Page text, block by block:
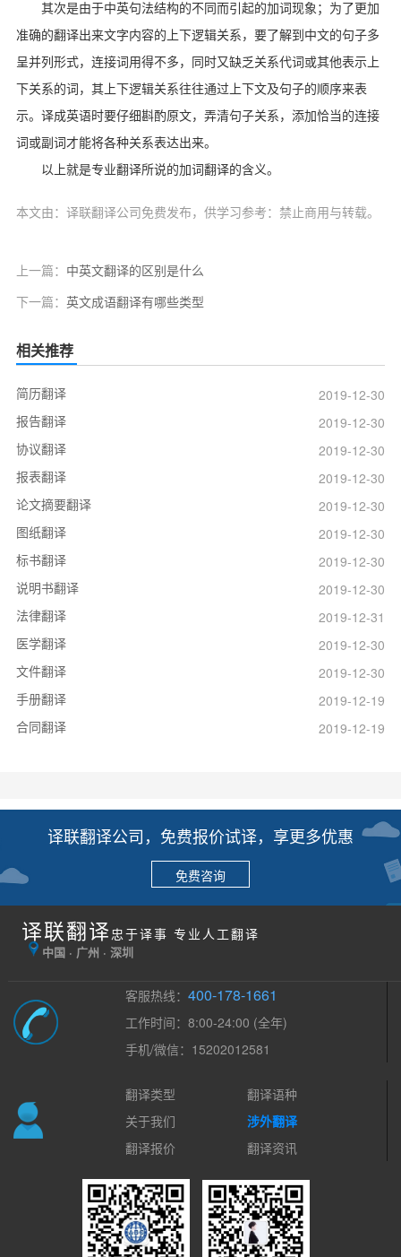
其次是由于中英句法结构的不同而引起的加词现象；为了更加
准确的翻译出来文字内容的上下逻辑关系，要了解到中文的句子多
呈并列形式，连接词用得不多，同时又缺乏关系代词或其他表示上
下关系的词，其上下逻辑关系往往通过上下文及句子的顺序来表
示。译成英语时要仔细斟酌原文，弄清句子关系，添加恰当的连接
词或副词才能将各种关系表达出来。
以上就是专业翻译所说的加词翻译的含义。
本文由：译联翻译公司免费发布，供学习参考：禁止商用与转载。
上一篇： 中英文翻译的区别是什么
下一篇： 英文成语翻译有哪些类型
相关推荐
简历翻译
2019-12-30
报告翻译
2019-12-30
协议翻译
2019-12-30
报表翻译
2019-12-30
论文摘要翻译
2019-12-30
图纸翻译
2019-12-30
标书翻译
2019-12-30
说明书翻译
2019-12-30
法律翻译
2019-12-31
医学翻译
2019-12-30
文件翻译
2019-12-30
手册翻译
2019-12-19
合同翻译
2019-12-19
译联翻译公司，免费报价试译，享更多优惠
免费咨询
译联翻译 忠于译事 专业人工翻译
中国 · 广州 · 深圳
客服热线：400-178-1661
工作时间：8:00-24:00 (全年)
手机/微信：15202012581
翻译类型
翻译语种
关于我们
涉外翻译
翻译报价
翻译资讯